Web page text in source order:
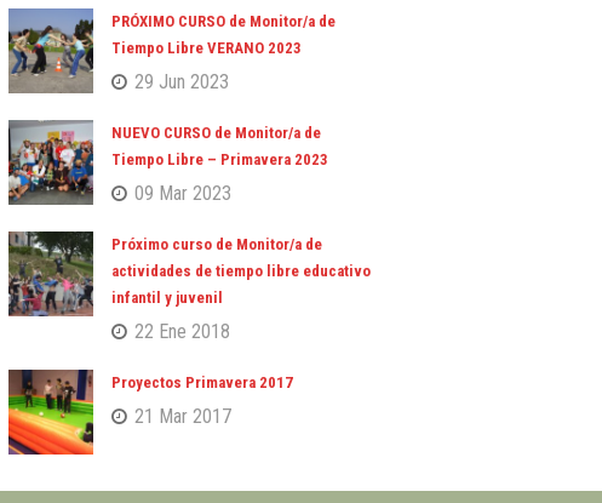
PRÓXIMO CURSO de Monitor/a de
Tiempo Libre VERANO 2023
29 Jun 2023
NUEVO CURSO de Monitor/a de
Tiempo Libre – Primavera 2023
09 Mar 2023
Próximo curso de Monitor/a de
actividades de tiempo libre educativo
infantil y juvenil
22 Ene 2018
Proyectos Primavera 2017
21 Mar 2017